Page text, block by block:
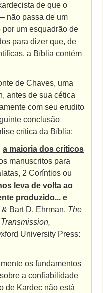
de que o
não passa de um
um esquadrão de
para dizer que, de
a Bíblia contém
de Chaves, uma
antes de sua cética
com seu erudito
conclusão
crítica da Bíblia:
a maioria dos críticos
manuscritos para
2 Coríntios ou
leva de volta ao
produzido... e
Bart D. Ehrman. The
University Press:
os fundamentos
a confiabilidade
de Kardec não está